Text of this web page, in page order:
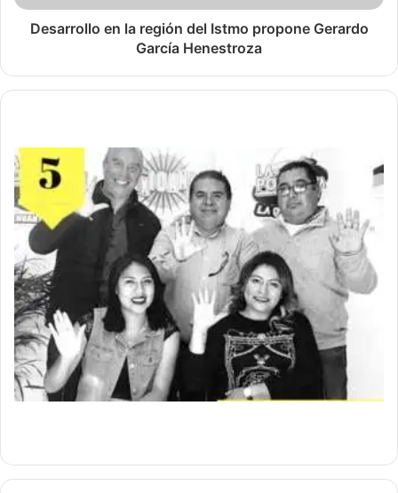
Desarrollo en la región del Istmo propone Gerardo
García Henestroza